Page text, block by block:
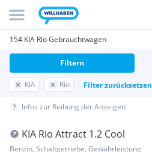
154 KIA Rio Gebrauchtwagen
KIA Rio Filter zurücksetzen
Filtern
Infos zur Reihung der Anzeigen
KIA Rio Attract 1.2 Cool
Benzin, Schaltgetriebe, Gewährleistung